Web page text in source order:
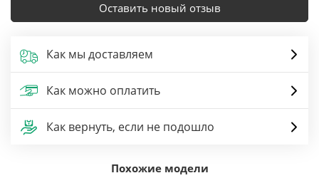
Оставить новый отзыв
Как мы доставляем
Как можно оплатить
Как вернуть, если не подошло
Похожие модели